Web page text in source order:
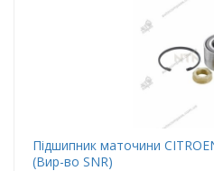
Підшипник маточини
(Вир-во SNR)